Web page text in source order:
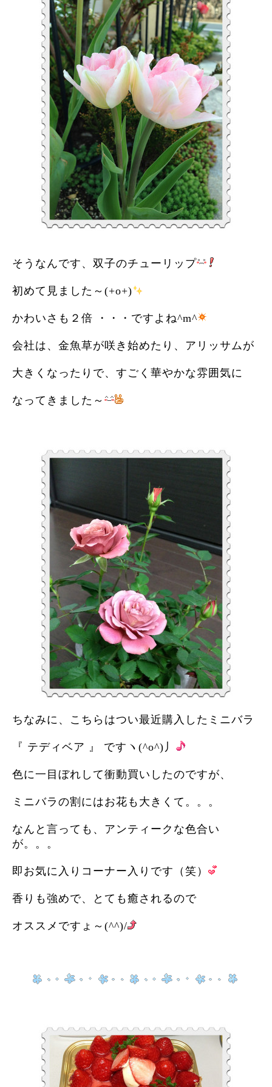
そうなんです、双子のチューリップ
初めて見ました～(+o+)
かわいさも２倍 ・・・ですよね^m^
会社は、金魚草が咲き始めたり、アリッサムが
大きくなったりで、すごく華やかな雰囲気に
なってきました～
ちなみに、こちらはつい最近購入したミニバラ
『 テディベア 』 ですヽ(^o^)丿
色に一目ぼれして衝動買いしたのですが、
ミニバラの割にはお花も大きくて。。。
なんと言っても、アンティークな色合い
が。。。
即お気に入りコーナー入りです（笑）
香りも強めで、とても癒されるので
オススメですょ～(^^)/